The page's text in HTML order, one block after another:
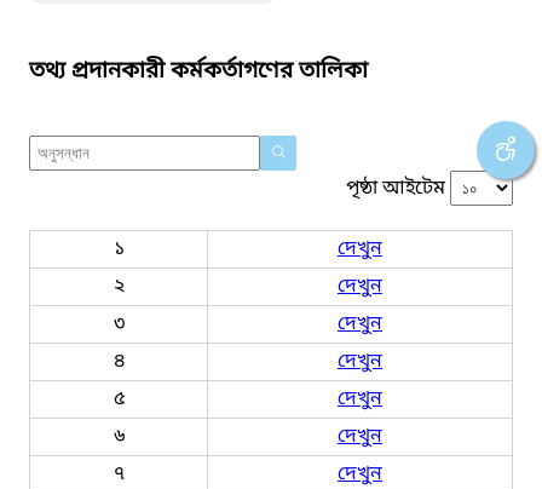
তথ্য প্রদানকারী কর্মকর্তাগণের তালিকা
পৃষ্ঠা আইটেম
১
দেখুন
২
দেখুন
৩
দেখুন
৪
দেখুন
৫
দেখুন
৬
দেখুন
৭
দেখুন